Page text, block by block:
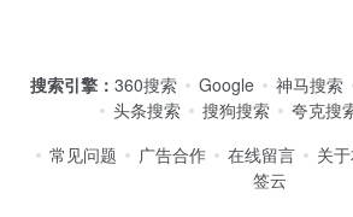
搜索引擎： 360搜索 Google 神马搜索
头条搜索
搜狗搜索 夸克搜
常见问题
广告合作 在线留言 关
签云